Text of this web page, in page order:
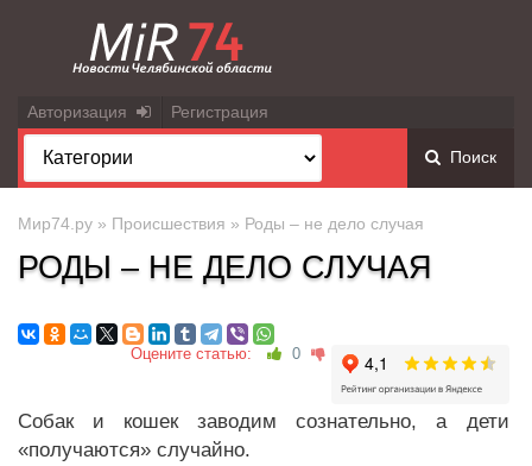
Авторизация Регистрация
Поиск
Мир74.ру » Происшествия » Роды – не дело случая
РОДЫ – НЕ ДЕЛО СЛУЧАЯ
Оцените статью: 0
Собак и кошек заводим сознательно, а дети
«получаются» случайно.